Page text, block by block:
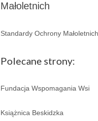
Małoletnich
Standardy Ochrony
Polecane strony:
Fundacja Wspomagania Wsi
Książnica Beskidzka